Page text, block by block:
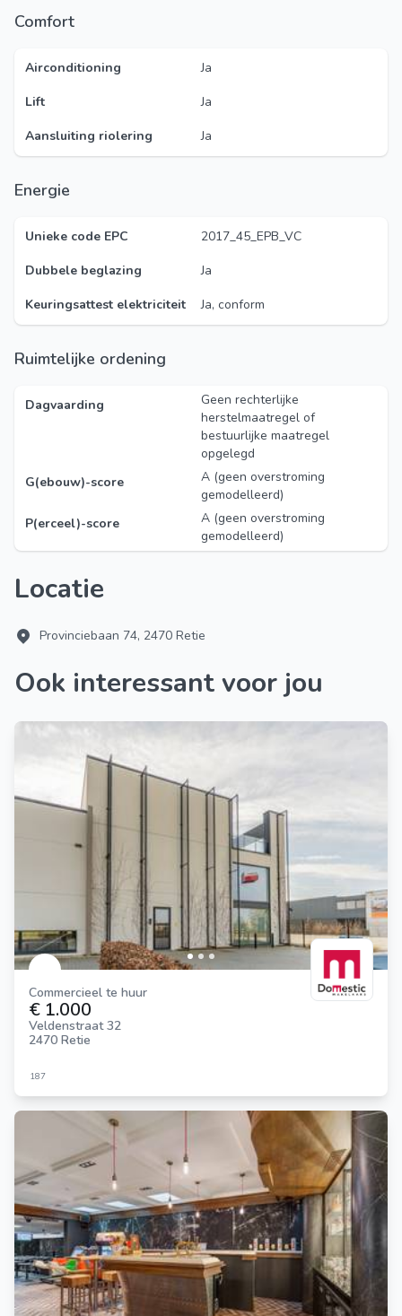
Comfort
Airconditioning
Ja
Lift
Ja
Aansluiting riolering
Ja
Energie
Unieke code EPC
2017_45_EPB_VC
Dubbele beglazing
Ja
Keuringsattest elektriciteit
Ja, conform
Ruimtelijke ordening
Dagvaarding
Geen rechterlijke
herstelmaatregel of
bestuurlijke maatregel
opgelegd
G(ebouw)-score
A (geen overstroming
gemodelleerd)
P(erceel)-score
A (geen overstroming
gemodelleerd)
Locatie
Provinciebaan 74, 2470 Retie
Ook interessant voor jou
Commercieel te huur
€ 1.000
Veldenstraat 32
2470 Retie
187